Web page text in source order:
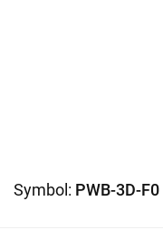
Symbol: PWB-3D-F0